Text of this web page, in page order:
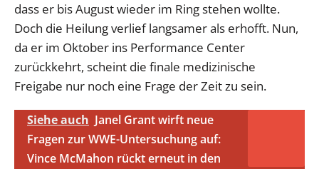
dass er bis August wieder im Ring stehen wollte.
Doch die Heilung verlief langsamer als erhofft. Nun,
da er im Oktober ins Performance Center
zurückkehrt, scheint die finale medizinische
Freigabe nur noch eine Frage der Zeit zu sein.
Siehe auch Janel Grant wirft neue
Fragen zur WWE-Untersuchung auf:
Vince McMahon rückt erneut in den